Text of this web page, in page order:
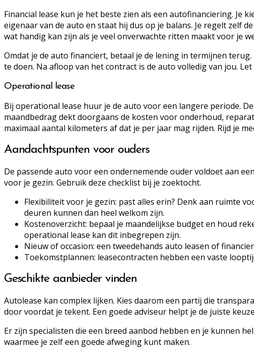
Financial lease kun je het beste zien als een autofinanciering. Je
eigenaar van de auto en staat hij dus op je balans. Je regelt zelf
wat handig kan zijn als je veel onverwachte ritten maakt voor je
Omdat je de auto financiert, betaal je de lening in termijnen terug.
te doen. Na afloop van het contract is de auto volledig van jou. Let
Operational lease
Bij operational lease huur je de auto voor een langere periode.
maandbedrag dekt doorgaans de kosten voor onderhoud,
maximaal aantal kilometers af dat je per jaar mag rijden. Rijd je
Aandachtspunten voor ouders
De passende auto voor een ondernemende ouder voldoet aan
voor je gezin. Gebruik deze checklist bij je zoektocht.
Flexibiliteit voor je gezin: past alles erin? Denk aan ruimte
deuren kunnen dan heel welkom zijn.
Kostenoverzicht: bepaal je maandelijkse budget en houd
operational lease kan dit inbegrepen zijn.
Nieuw of occasion: een tweedehands auto leasen of
Toekomstplannen: leasecontracten hebben een vaste
Geschikte aanbieder vinden
Autolease kan complex lijken. Kies daarom een partij die
door voordat je tekent. Een goede adviseur helpt je de juiste
Er zijn specialisten die een breed aanbod hebben en je kunnen
waarmee je zelf een goede afweging kunt maken.